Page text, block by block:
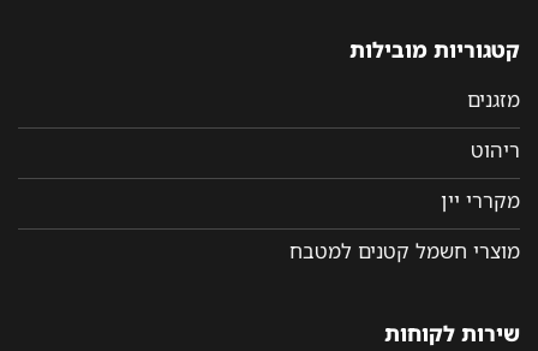
קטגוריות מובילות
מזגנים
ריהוט
מקררי יין
מוצרי חשמל קטנים למטבח
שירות לקוחות